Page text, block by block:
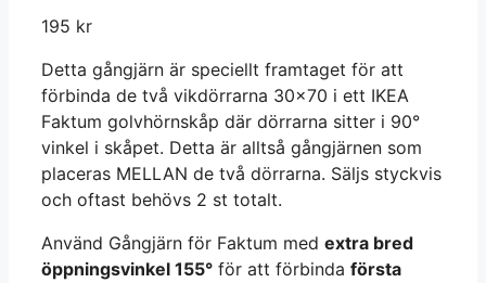
195 kr
Detta gångjärn är speciellt framtaget för att
förbinda de två vikdörrarna 30×70 i ett IKEA
Faktum golvhörnskåp där dörrarna sitter i 90°
vinkel i skåpet. Detta är alltså gångjärnen som
placeras MELLAN de två dörrarna. Säljs styckvis
och oftast behövs 2 st totalt.
Använd Gångjärn för Faktum med extra bred
öppningsvinkel 155° för att förbinda första